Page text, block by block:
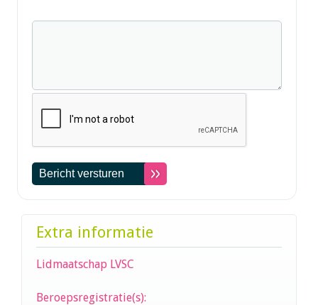
Extra informatie
Lidmaatschap LVSC
Beroepsregistratie(s):